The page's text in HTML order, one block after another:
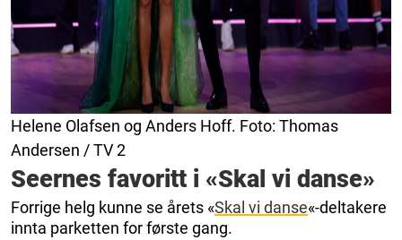
Helene Olafsen og Anders Hoff. Foto: Thomas
Andersen / TV 2
Seernes favoritt i «Skal vi danse»
Forrige helg kunne se årets «Skal vi danse«-deltakere
innta parketten for første gang.